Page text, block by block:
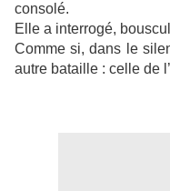
consolé.
Elle a interrogé,
Comme si, dans le
autre bataille : celle de